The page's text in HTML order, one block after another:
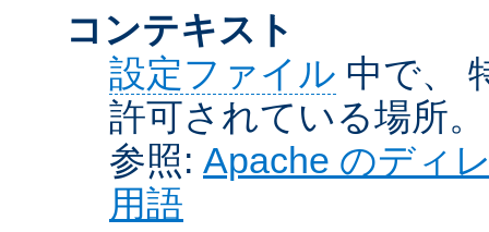
コンテキスト
設定ファイル 中で、
許可されている場所。
参照: Apache のディ
用語